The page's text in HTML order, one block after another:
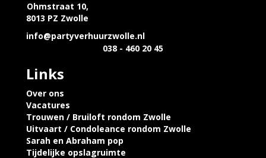
Ohmstraat 10,
8013 PZ Zwolle
info@partyverhuurzwolle.nl
038 - 460 20 45
Links
Over ons
Vacatures
Trouwen / Bruiloft rondom Zwolle
Uitvaart / Condoleance rondom Zwolle
Sarah en Abraham pop
Tijdelijke opslagruimte